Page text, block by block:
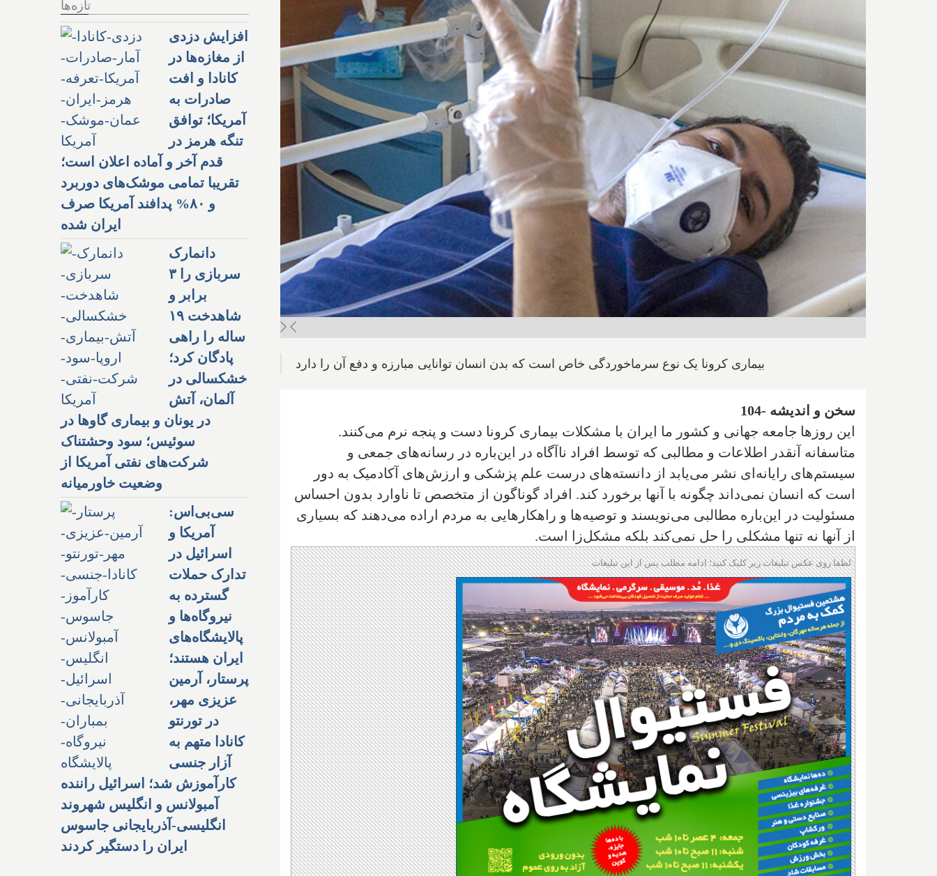
بیماری کرونا یک نوع سرماخوردگی خاص است که بدن انسان توانایی مبارزه و دفع آن را دارد
سخن و اندیشه -104
این روزها جامعه جهانی و کشور ما ایران با مشکلات بیماری کرونا دست و پنجه نرم می‌کنند.
متاسفانه آنقدر اطلاعات و مطالبی که توسط افراد ناآگاه در این‌باره در رسانه‌های جمعی و
سیستم‌های رایانه‌ای نشر می‌یابد از دانسته‌های درست علم پزشکی و ارزش‌های آکادمیک به دور
است که انسان نمی‌داند چگونه با آنها برخورد کند. افراد گوناگون از متخصص تا ناوارد بدون احساس
مسئولیت در این‌باره مطالبی می‌نویسند و توصیه‌ها و راهکارهایی به مردم اراده می‌دهند که بسیاری
از آنها نه تنها مشکلی را حل نمی‌کند بلکه مشکل‌زا است.
لطفا روی عکس تبلیغات زیر کلیک کنید؛ ادامه مطلب پس از این تبلیغات
تازه‌ها
افزایش دزدی
از مغازه‌ها در
کانادا و افت
صادرات به
آمریکا؛ توافق
تنگه هرمز در
قدم آخر و آماده اعلان است؛
تقریبا تمامی موشک‌های دوربرد
و ۸۰% پدافند آمریکا صرف
ایران شده
دانمارک
سربازی را ۳
برابر و
شاهدخت ۱۹
ساله را راهی
پادگان کرد؛
خشکسالی در
آلمان، آتش
در یونان و بیماری گاوها در
سوئیس؛ سود وحشتناک
شرکت‌های نفتی آمریکا از
وضعیت خاورمیانه
سی‌بی‌اس:
آمریکا و
اسرائیل در
تدارک حملات
گسترده به
نیروگاه‌ها و
پالایشگاه‌های
ایران هستند؛
پرستار، آرمین
عزیزی مهر،
در تورنتو
کانادا متهم به
آزار جنسی
کارآموزش شد؛ اسرائیل راننده
آمبولانس و انگلیس شهروند
انگلیسی-آذربایجانی جاسوس
ایران را دستگیر کردند